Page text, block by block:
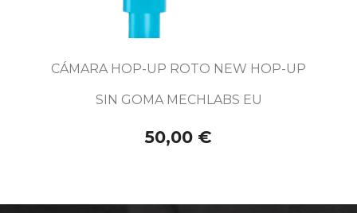
CÁMARA HOP-UP ROTO NEW HOP-UP
SIN GOMA MECHLABS EU
50,00 €